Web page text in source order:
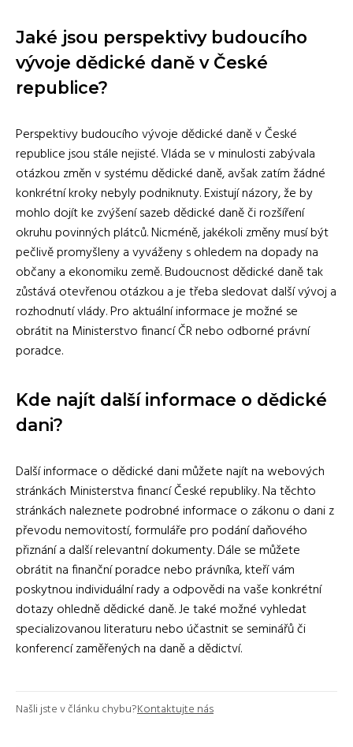
Jaké jsou perspektivy budoucího
vývoje dědické daně v České
republice?
Perspektivy budoucího vývoje dědické daně v České
republice jsou stále nejisté. Vláda se v minulosti zabývala
otázkou změn v systému dědické daně, avšak zatím žádné
konkrétní kroky nebyly podniknuty. Existují názory, že by
mohlo dojít ke zvýšení sazeb dědické daně či rozšíření
okruhu povinných plátců. Nicméně, jakékoli změny musí být
pečlivě promyšleny a vyváženy s ohledem na dopady na
občany a ekonomiku země. Budoucnost dědické daně tak
zůstává otevřenou otázkou a je třeba sledovat další vývoj a
rozhodnutí vlády. Pro aktuální informace je možné se
obrátit na Ministerstvo financí ČR nebo odborné právní
poradce.
Kde najít další informace o dědické
dani?
Další informace o dědické dani můžete najít na webových
stránkách Ministerstva financí České republiky. Na těchto
stránkách naleznete podrobné informace o zákonu o dani z
převodu nemovitostí, formuláře pro podání daňového
přiznání a další relevantní dokumenty. Dále se můžete
obrátit na finanční poradce nebo právníka, kteří vám
poskytnou individuální rady a odpovědi na vaše konkrétní
dotazy ohledně dědické daně. Je také možné vyhledat
specializovanou literaturu nebo účastnit se seminářů či
konferencí zaměřených na daně a dědictví.
Našli jste v článku chybu?Kontaktujte nás